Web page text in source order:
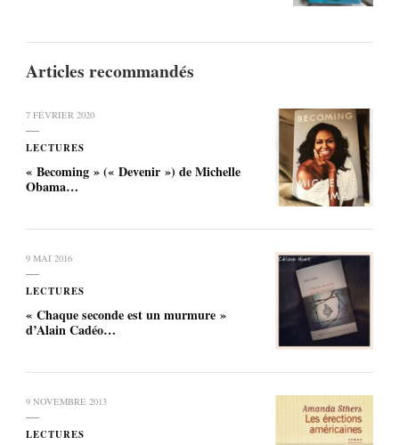
Articles recommandés
7 FÉVRIER 2020
LECTURES
« Becoming » (« Devenir ») de Michelle
Obama…
9 MAI 2016
LECTURES
« Chaque seconde est un murmure »
d’Alain Cadéo…
9 NOVEMBRE 2013
LECTURES